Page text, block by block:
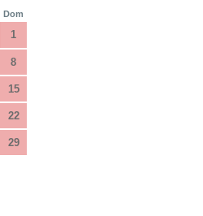
Dom
1
8
15
22
29